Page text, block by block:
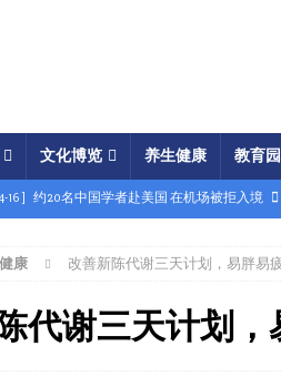
文化博览 养生健康 教育
16 ] 约20名中国学者赴美国 在机场被拒入境
15 ] 伊朗被曝密购中共间谍卫星 瞄准美军基地
15 ] 【时事金扫描】四艘中国油轮闯关记 美
03 ] 专家：美军军事胜利牵动中共军中震荡
康 改善新陈代谢三天计划，易胖易
代谢三天计划